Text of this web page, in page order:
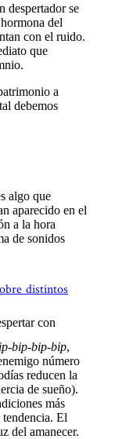
despertador se
del
con el ruido.
que
a
debemos
algo que
aparecido en el
a la hora
de sonidos
distintos
con
bip-bip-bip,
número
reducen la
de sueño).
más
tendencia. El
del amanecer.